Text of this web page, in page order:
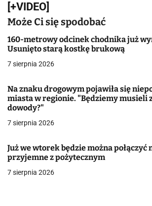
a
c
j
a
w
p
i
u
[+VIDEO]
Może Ci się spodobać
160-metrowy odcinek chodnika już
Usunięto starą kostkę brukową
7 sierpnia 2026
Na znaku drogowym pojawiła się
miasta w regionie. "Będziemy musieli
dowody?"
7 sierpnia 2026
Już we wtorek będzie można połączyć
przyjemne z pożytecznym
7 sierpnia 2026